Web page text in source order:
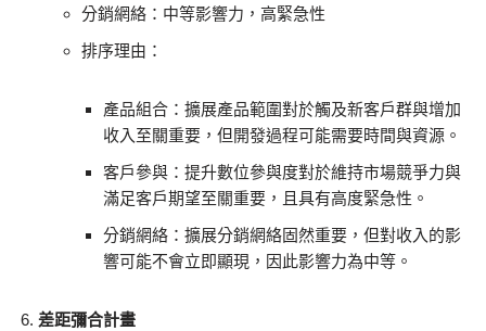
分銷網絡：中等影響力，高緊急性
排序理由：
產品組合：擴展產品範圍對於觸及新客戶群與增加
收入至關重要，但開發過程可能需要時間與資源。
客戶參與：提升數位參與度對於維持市場競爭力與
滿足客戶期望至關重要，且具有高度緊急性。
分銷網絡：擴展分銷網絡固然重要，但對收入的影
響可能不會立即顯現，因此影響力為中等。
差距彌合計畫